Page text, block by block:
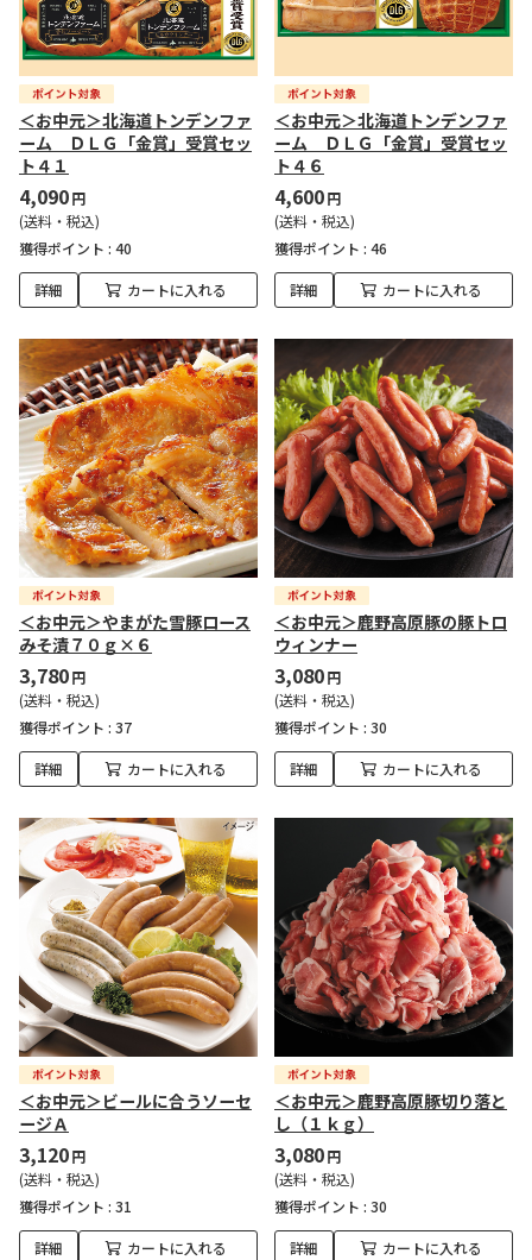
＜お中元＞北海道トンデンファ
ーム ＤＬＧ「金賞」受賞セッ
ト４１
4,090円
(送料・税込)
獲得ポイント : 40
詳細 カートに入れる
＜お中元＞北海道トンデンファ
ーム ＤＬＧ「金賞」受賞セッ
ト４６
4,600円
(送料・税込)
獲得ポイント : 46
詳細 カートに入れる
＜お中元＞やまがた雪豚ロース
みそ漬７０ｇ×６
3,780円
(送料・税込)
獲得ポイント : 37
詳細 カートに入れる
＜お中元＞鹿野高原豚の豚トロ
ウィンナー
3,080円
(送料・税込)
獲得ポイント : 30
詳細 カートに入れる
＜お中元＞ビールに合うソーセ
ージＡ
3,120円
(送料・税込)
獲得ポイント : 31
詳細 カートに入れる
＜お中元＞鹿野高原豚切り落と
し（１ｋｇ）
3,080円
(送料・税込)
獲得ポイント : 30
詳細 カートに入れる